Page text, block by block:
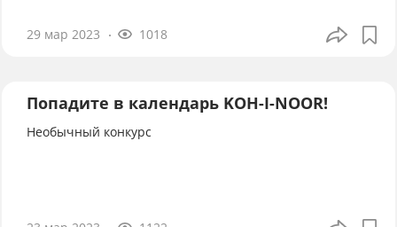
29 мар 2023 1018
Попадите в календарь KOH-I-NOOR!
Необычный конкурс